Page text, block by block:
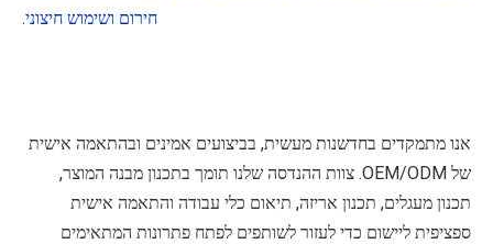
חירום ושימוש חיצוני.
אנו מתמקדים בחדשנות מעשית, בביצועים אמינים ובהתאמה אישית
של OEM/ODM. צוות ההנדסה שלנו תומך בתכנון מבנה המוצר,
תכנון מעגלים, תכנון אריזה, תיאום כלי עבודה והתאמה אישית
ספציפית ליישום כדי לעזור לשותפים לפתח פתרונות המתאימים